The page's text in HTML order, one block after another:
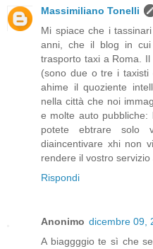
Massimiliano Tonelli
Mi spiace che i
anni, che il blog in
trasporto taxi a Roma.
(sono due o tre i taxisti
ahime il quoziente
nella città che noi
e molte auto
potete ebtrare solo
diaincentivare xhi non
rendere il vostro servizio
Rispondi
Anonimo dicembre 09,
A biaggggio te sì che